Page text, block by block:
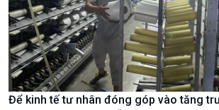
Xã hội
Tin Đời sống & Xã hội
360 độ Sức khỏe
Chuyển đổi Xanh
Khoa
Tin Khoa
Kết nối
Sống
Để kinh tế tư nhân đóng góp vào tăng